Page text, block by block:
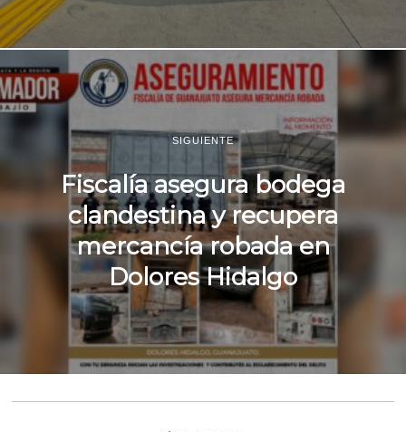
SIGUIENTE
Fiscalía asegura bodega
clandestina y recupera
mercancía robada en
Dolores Hidalgo